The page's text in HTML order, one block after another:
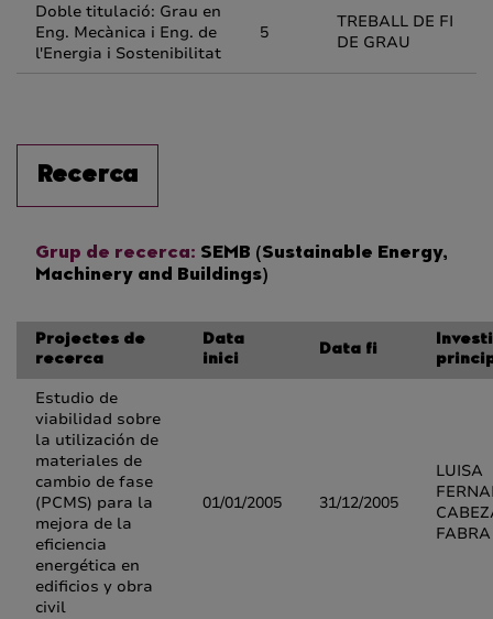
Doble titulació: Grau en
Eng. Mecànica i Eng. de
l'Energia i Sostenibilitat
5
TREBALL DE FI
DE GRAU
Recerca
Grup de recerca: SEMB (Sustainable Energy,
Machinery and Buildings)
Projectes de
recerca
Data
inici
Data fi
Estudio de
viabilidad sobre
la utilización de
materiales de
cambio de fase
(PCMS) para la
mejora de la
eficiencia
energética en
edificios y obra
civil
01/01/2005 31/12/2005
LUISA
FABRA